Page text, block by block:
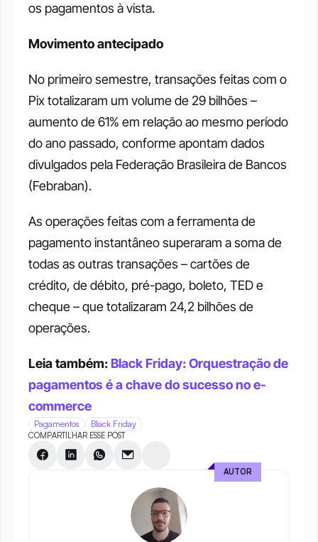
os pagamentos à vista.
Movimento antecipado
No primeiro semestre, transações feitas com o
Pix totalizaram um volume de 29 bilhões –
aumento de 61% em relação ao mesmo período
do ano passado, conforme apontam dados
divulgados pela Federação Brasileira de Bancos
(Febraban).
As operações feitas com a ferramenta de
pagamento instantâneo superaram a soma de
todas as outras transações – cartões de
crédito, de débito, pré-pago, boleto, TED e
cheque – que totalizaram 24,2 bilhões de
operações.
Leia também: Black Friday: Orquestração de
pagamentos é a chave do sucesso no e-
commerce
Pagamentos Black Friday
COMPARTILHAR ESSE POST
AUTOR